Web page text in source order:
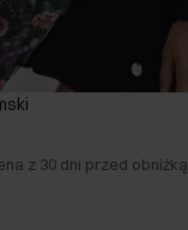
z 30 dni przed obniżką